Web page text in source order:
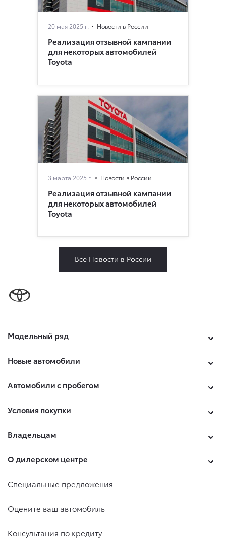
20 мая 2025 г. Новости в России
Реализация отзывной кампании
для некоторых автомобилей
Toyota
3 марта 2025 г. Новости в России
Реализация отзывной кампании
для некоторых автомобилей
Toyota
Все Новости в России
Модельный ряд
Новые автомобили
Автомобили с пробегом
Условия покупки
Владельцам
О дилерском центре
Специальные предложения
Оцените ваш автомобиль
Консультация по кредиту